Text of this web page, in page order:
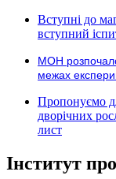
Вступні до
вступний
МОН розпочало
межах
Пропонуємо
дворічних
лист
Інститут